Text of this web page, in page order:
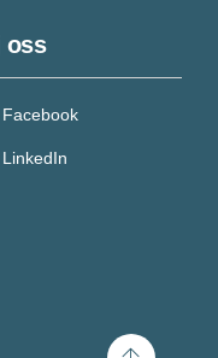
oss
Facebook
LinkedIn